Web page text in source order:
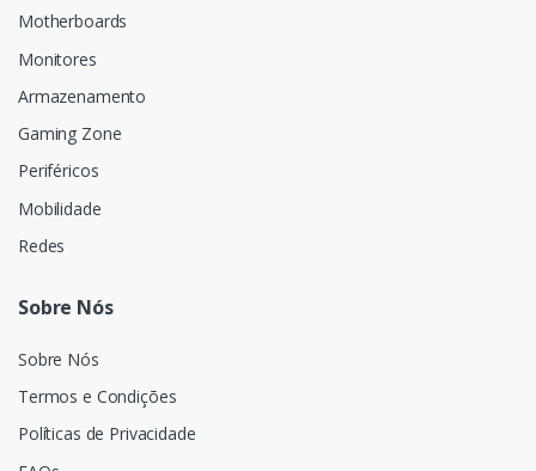
Motherboards
Monitores
Armazenamento
Gaming Zone
Periféricos
Mobilidade
Redes
Sobre Nós
Sobre Nós
Termos e Condições
Políticas de Privacidade